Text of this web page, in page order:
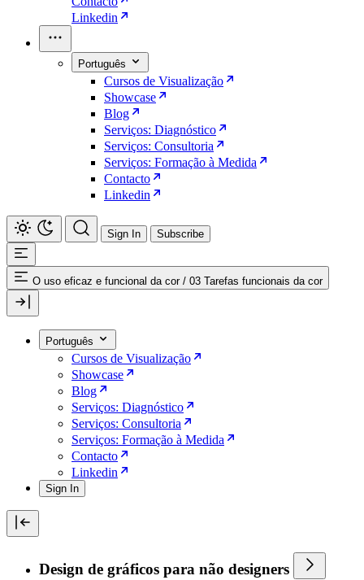
Linkedin
Português
Cursos de Visualização
Showcase
Blog
Serviços: Diagnóstico
Serviços: Consultoria
Serviços: Formação à Medida
Contacto
Linkedin
Sign In Subscribe
O uso eficaz e funcional da cor / 03 Tarefas funcionais da cor
Português
Cursos de Visualização
Showcase
Blog
Serviços: Diagnóstico
Serviços: Consultoria
Serviços: Formação à Medida
Contacto
Linkedin
Sign In
Design de gráficos para não designers